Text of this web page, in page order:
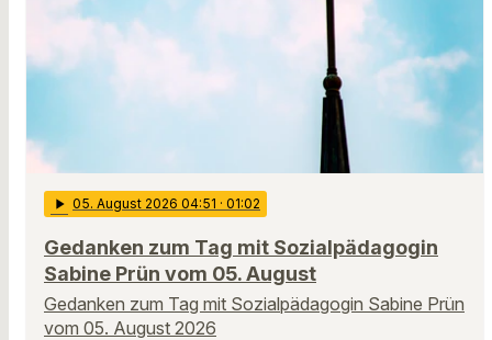
play_arrow 05. August 2026 04:51 · 01:02
Gedanken zum Tag mit Sozialpädagogin
Sabine Prün vom 05. August
Gedanken zum Tag mit Sozialpädagogin Sabine Prün
vom 05. August 2026